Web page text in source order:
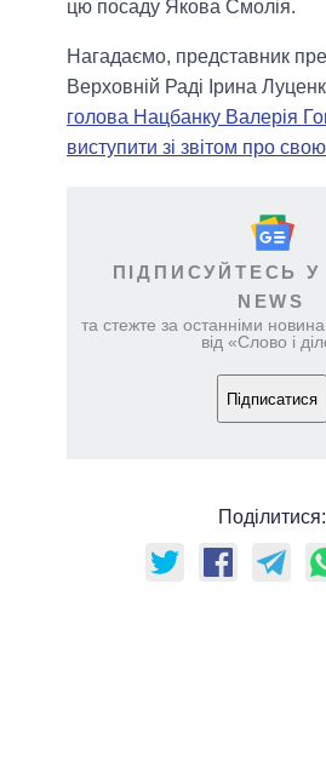
цю посаду Якова Смолія.
Нагадаємо, представник
Верховній Раді Ірина
голова Нацбанку Валерія
виступити зі звітом про свою
ПІДПИСУЙТЕСЬ У
NEWS
та стежте за останніми
від «Слово і
Підписатися
Поділитися: